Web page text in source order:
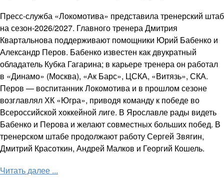
Пресс-служба «Локомотива» представила тренерский штаб
на сезон-2026/2027. Главного тренера Дмитрия
Квартальнова поддерживают помощники Юрий Бабенко и
Александр Перов. Бабенко известен как двукратный
обладатель Кубка Гагарина; в карьере тренера он работал
в «Динамо» (Москва), «Ак Барс», ЦСКА, «Витязь», СКА.
Перов — воспитанник Локомотива и в прошлом сезоне
возглавлял ХК «Югра», приводя команду к победе во
Всероссийской хоккейной лиге. В Ярославле рады видеть
Бабенко и Перова и желают совместных больших побед. В
тренерском штабе продолжают работу Сергей Звягин,
Дмитрий Красоткин, Андрей Малков и Георгий Кошель.
Читать далее ...